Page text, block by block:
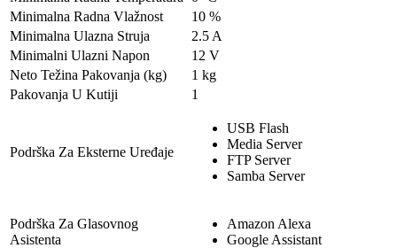
Minimalna Radna Vlažnost
10 %
Minimalna Ulazna Struja
2.5 A
Minimalni Ulazni Napon
12 V
Neto Težina Pakovanja (kg)
1 kg
Pakovanja U Kutiji
1
Podrška Za Eksterne Uređaje
USB Flash
Media Server
FTP Server
Samba Server
Podrška Za Glasovnog
Asistenta
Amazon Alexa
Google Assistant